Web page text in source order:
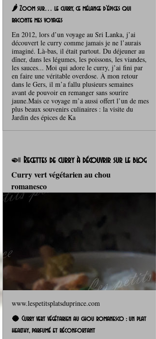
🌶️ Zoom sur… le curry, ce mélange d’épices qui
raconte mes voyages
En 2012, lors d’un voyage au Sri Lanka, j’ai
découvert le curry comme jamais je ne l’aurais
imaginé. Là-bas, il était partout. Du déjeuner au
dîner, dans les légumes, les poissons, les viandes,
les sauces... Moi qui adore le curry, j’ai fini par
en faire une véritable overdose. À mon retour
dans le Gers, il m’a fallu plusieurs semaines
avant de pouvoir en remanger sans sourire
jaune.Mais ce voyage m’a aussi offert l’un de mes
plus beaux souvenirs culinaires : la visite du
Jardin des épices de Ka
🍛 Recettes de curry à découvrir sur le blog
Curry vert végétarien au chou
romanesco
www.lespetitsplatsduprince.com
🥥 Curry vert végétarien au chou romanesco : un plat
healthy, parfumé et réconfortant